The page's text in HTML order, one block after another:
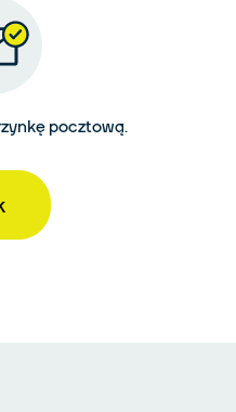
pocztową.